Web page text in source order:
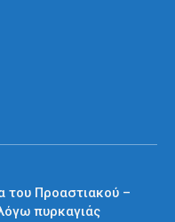
του Προαστιακού –
πυρκαγιάς